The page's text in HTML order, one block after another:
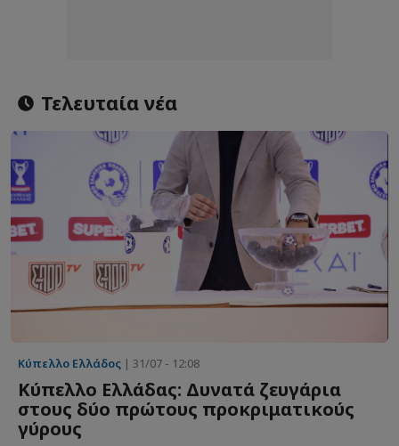
Τελευταία νέα
Κύπελλο Ελλάδος | 31/07 - 12:08
Κύπελλο Ελλάδας: Δυνατά ζευγάρια
στους δύο πρώτους προκριματικούς
γύρους